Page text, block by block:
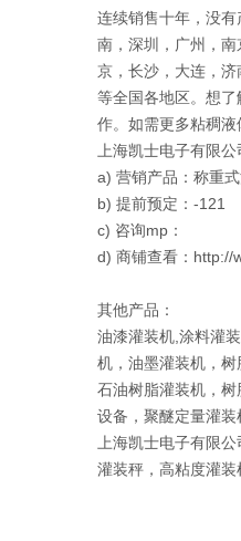
连续销售十年，没
南，深圳，广州，
京，长沙，大连，
等全国各地区。想
作。如需更多粘稠液
上海凯士电子有限
a) 营销产品：称重
b) 提前预定：-121
c) 咨询mp：
d) 商铺查看：
其他产品：
油漆灌装机,涂料灌
机，油墨灌装机，
石油树脂灌装机，
设备，聚醚定量灌
上海凯士电子有限
灌装秤，高粘度灌